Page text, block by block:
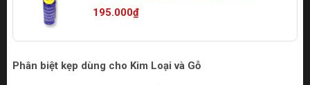
195.000₫
Phân biệt kẹp dùng cho Kim Loại và Gỗ